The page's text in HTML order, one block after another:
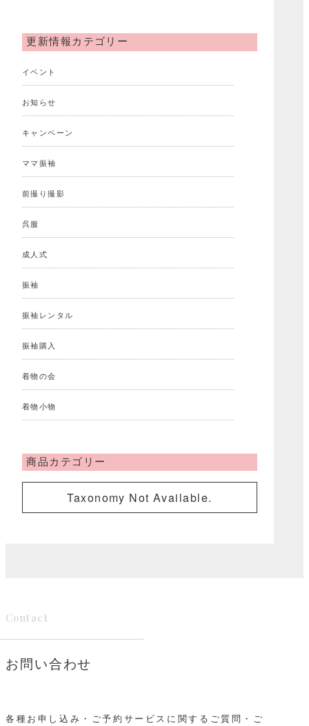
更新情報カテゴリー
イベント
お知らせ
キャンペーン
ママ振袖
前撮り撮影
呉服
成人式
振袖
振袖レンタル
振袖購入
着物の会
着物小物
商品カテゴリー
Taxonomy Not Available.
Contact
お問い合わせ
各種お申し込み・ご予約サービスに関するご質問・ご